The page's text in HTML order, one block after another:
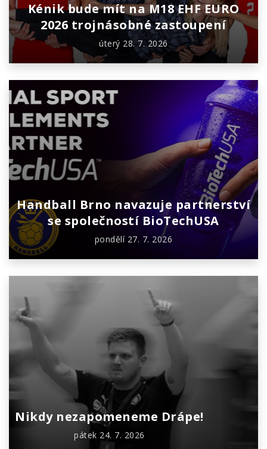
Kénik bude mít na M18 EHF EURO
2026 trojnásobné zastoupení
úterý 28. 7. 2026
Handball Brno navazuje partnerství
se společností BioTechUSA
pondělí 27. 7. 2026
Nikdy nezapomeneme Drápe!
pátek 24. 7. 2026